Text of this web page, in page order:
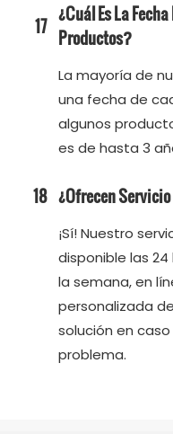
17 ¿Cuál Es La
Productos?
La mayoría de
una fecha de
algunos
es de hasta 3
18 ¿Ofrecen
¡Sí! Nuestro
disponible las
la semana, en
personalizada
solución en
problema.